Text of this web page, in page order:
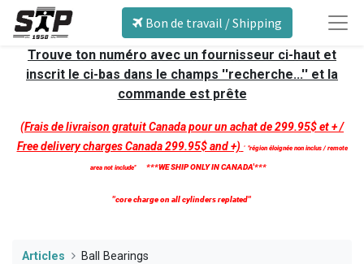
Bon de travail / Shipping
Trouve ton numéro avec un fournisseur ci-haut et
inscrit le ci-bas dans le champs ''recherche...'' et la
commande est prête
(Frais de livraison gratuit Canada pour un achat de 299.95$ et + /
Free delivery charges Canada 299.95$ and +) ' ''région éloignée non inclus / remote
area not include'' ***WE SHIP ONLY IN CANADA'***
''core charge on all cylinders replated''
Articles Ball Bearings